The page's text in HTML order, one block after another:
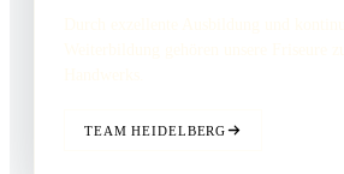
TEAM HEIDELBERG